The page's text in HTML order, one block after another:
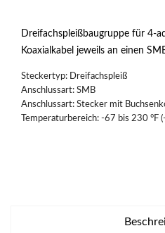
Dreifachspleißbaugruppe für 4-
Koaxialkabel jeweils an einen
Steckertyp: Dreifachspleiß
Anschlussart: SMB
Anschlussart: Stecker mit
Temperaturbereich: -67 bis 230 °F